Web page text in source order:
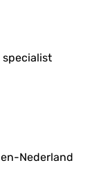
specialist
Nederland